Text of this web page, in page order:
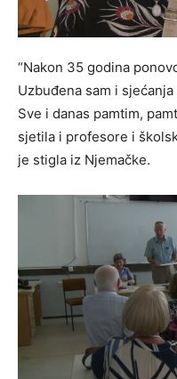
“Nakon 35 godina
Uzbuđena sam i
Sve i danas pamtim,
sjetila i profesore i
je stigla iz Njemačke.